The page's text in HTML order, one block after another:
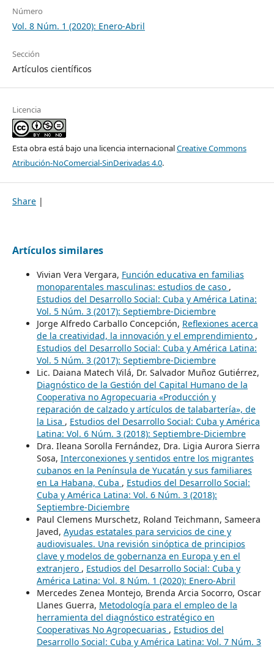
Número
Vol. 8 Núm. 1 (2020): Enero-Abril
Sección
Artículos científicos
Licencia
Esta obra está bajo una licencia internacionalCreative Commons
Atribución-NoComercial-SinDerivadas 4.0.
Share |
Artículos similares
Vivian Vera Vergara, Función educativa en familias
monoparentales masculinas: estudios de caso ,
Estudios del Desarrollo Social: Cuba y América Latina:
Vol. 5 Núm. 3 (2017): Septiembre-Diciembre
Jorge Alfredo Carballo Concepción, Reflexiones acerca
de la creatividad, la innovación y el emprendimiento ,
Estudios del Desarrollo Social: Cuba y América Latina:
Vol. 5 Núm. 3 (2017): Septiembre-Diciembre
Lic. Daiana Matech Vilá, Dr. Salvador Muñoz Gutiérrez,
Diagnóstico de la Gestión del Capital Humano de la
Cooperativa no Agropecuaria «Producción y
reparación de calzado y artículos de talabartería», de
la Lisa , Estudios del Desarrollo Social: Cuba y América
Latina: Vol. 6 Núm. 3 (2018): Septiembre-Diciembre
Dra. Ileana Sorolla Fernández, Dra. Ligia Aurora Sierra
Sosa, Interconexiones y sentidos entre los migrantes
cubanos en la Península de Yucatán y sus familiares
en La Habana, Cuba , Estudios del Desarrollo Social:
Cuba y América Latina: Vol. 6 Núm. 3 (2018):
Septiembre-Diciembre
Paul Clemens Murschetz, Roland Teichmann, Sameera
Javed, Ayudas estatales para servicios de cine y
audiovisuales. Una revisión sinóptica de principios
clave y modelos de gobernanza en Europa y en el
extranjero , Estudios del Desarrollo Social: Cuba y
América Latina: Vol. 8 Núm. 1 (2020): Enero-Abril
Mercedes Zenea Montejo, Brenda Arcia Socorro, Oscar
Llanes Guerra, Metodología para el empleo de la
herramienta del diagnóstico estratégico en
Cooperativas No Agropecuarias , Estudios del
Desarrollo Social: Cuba y América Latina: Vol. 7 Núm. 3